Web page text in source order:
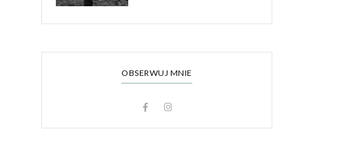
OBSERWUJ MNIE